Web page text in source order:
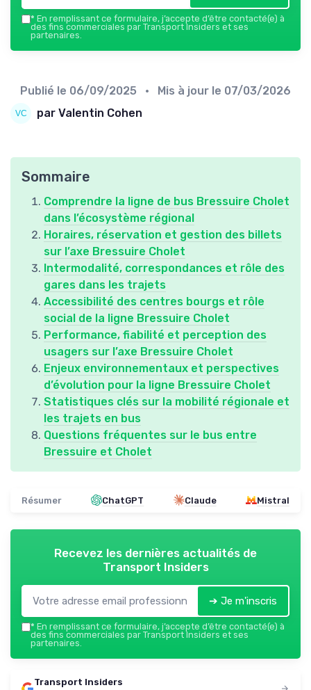
* En remplissant ce formulaire, j’accepte d’être contacté(e) à
des fins commerciales par Transport Insiders et ses
partenaires.
Publié le 06/09/2025 • Mis à jour le 07/03/2026
par Valentin Cohen
Sommaire
Comprendre la ligne de bus Bressuire Cholet
dans l’écosystème régional
Horaires, réservation et gestion des billets
sur l’axe Bressuire Cholet
Intermodalité, correspondances et rôle des
gares dans les trajets
Accessibilité des centres bourgs et rôle
social de la ligne Bressuire Cholet
Performance, fiabilité et perception des
usagers sur l’axe Bressuire Cholet
Enjeux environnementaux et perspectives
d’évolution pour la ligne Bressuire Cholet
Statistiques clés sur la mobilité régionale et
les trajets en bus
Questions fréquentes sur le bus entre
Bressuire et Cholet
Résumer ChatGPT Claude Mistral
Recevez les dernières actualités de
Transport Insiders
➔ Je m'inscris
* En remplissant ce formulaire, j’accepte d’être contacté(e) à
des fins commerciales par Transport Insiders et ses
partenaires.
Transport Insiders